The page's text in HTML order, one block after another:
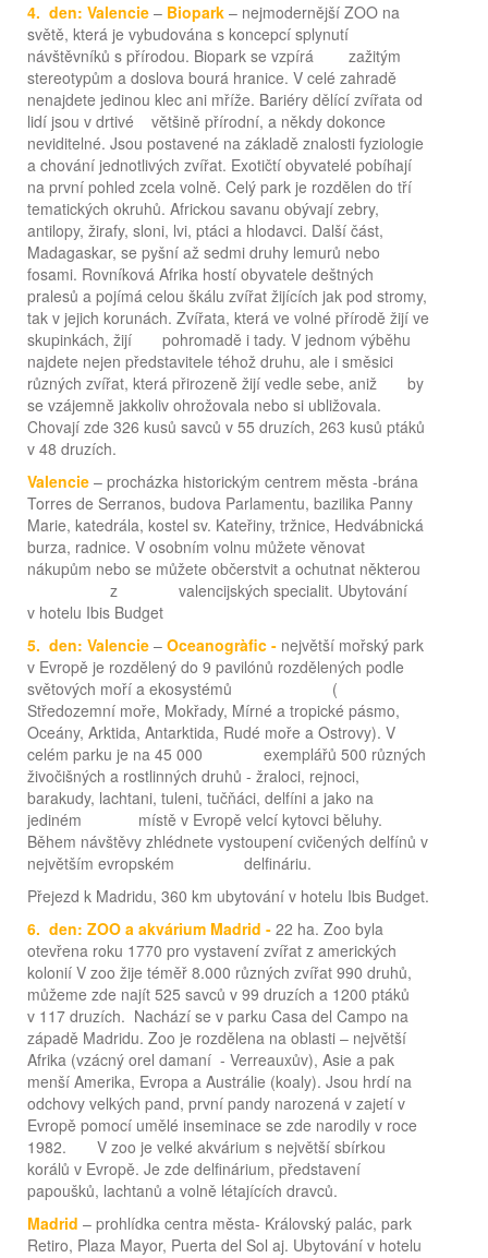
4. den: Valencie – Biopark – nejmodernější ZOO na
světě, která je vybudována s koncepcí splynutí
návštěvníků s přírodou. Biopark se vzpírá zažitým
stereotypům a doslova bourá hranice. V celé zahradě
nenajdete jedinou klec ani mříže. Bariéry dělící zvířata od
lidí jsou v drtivé většině přírodní, a někdy dokonce
neviditelné. Jsou postavené na základě znalosti fyziologie
a chování jednotlivých zvířat. Exotičtí obyvatelé pobíhají
na první pohled zcela volně. Celý park je rozdělen do tří
tematických okruhů. Africkou savanu obývají zebry,
antilopy, žirafy, sloni, lvi, ptáci a hlodavci. Další část,
Madagaskar, se pyšní až sedmi druhy lemurů nebo
fosami. Rovníková Afrika hostí obyvatele deštných
pralesů a pojímá celou škálu zvířat žijících jak pod stromy,
tak v jejich korunách. Zvířata, která ve volné přírodě žijí ve
skupinkách, žijí pohromadě i tady. V jednom výběhu
najdete nejen představitele téhož druhu, ale i směsici
různých zvířat, která přirozeně žijí vedle sebe, aniž by
se vzájemně jakkoliv ohrožovala nebo si ubližovala.
Chovají zde 326 kusů savců v 55 druzích, 263 kusů ptáků
v 48 druzích.
Valencie – procházka historickým centrem města -brána
Torres de Serranos, budova Parlamentu, bazilika Panny
Marie, katedrála, kostel sv. Kateřiny, tržnice, Hedvábnická
burza, radnice. V osobním volnu můžete věnovat
nákupům nebo se můžete občerstvit a ochutnat některou
z valencijských specialit. Ubytování
v hotelu Ibis Budget
5. den: Valencie – Oceanogràfic - největší mořský park
v Evropě je rozdělený do 9 pavilónů rozdělených podle
světových moří a ekosystémů (
Středozemní moře, Mokřady, Mírné a tropické pásmo,
Oceány, Arktida, Antarktida, Rudé moře a Ostrovy). V
celém parku je na 45 000 exemplářů 500 různých
živočišných a rostlinných druhů - žraloci, rejnoci,
barakudy, lachtani, tuleni, tučňáci, delfíni a jako na
jediném místě v Evropě velcí kytovci běluhy.
Během návštěvy zhlédnete vystoupení cvičených delfínů v
největším evropském delfináriu.
Přejezd k Madridu, 360 km ubytování v hotelu Ibis Budget.
6. den: ZOO a akvárium Madrid - 22 ha. Zoo byla
otevřena roku 1770 pro vystavení zvířat z amerických
kolonií V zoo žije téměř 8.000 různých zvířat 990 druhů,
můžeme zde najít 525 savců v 99 druzích a 1200 ptáků
v 117 druzích. Nachází se v parku Casa del Campo na
západě Madridu. Zoo je rozdělena na oblasti – největší
Afrika (vzácný orel damaní - Verreauxův), Asie a pak
menší Amerika, Evropa a Austrálie (koaly). Jsou hrdí na
odchovy velkých pand, první pandy narozená v zajetí v
Evropě pomocí umělé inseminace se zde narodily v roce
1982. V zoo je velké akvárium s největší sbírkou
korálů v Evropě. Je zde delfinárium, představení
papoušků, lachtanů a volně létajících dravců.
Madrid – prohlídka centra města- Královský palác, park
Retiro, Plaza Mayor, Puerta del Sol aj. Ubytování v hotelu